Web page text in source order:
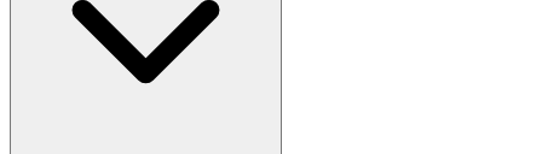
Uma sirene de um minuto soa às 20h da noite anterior, e
uma sirene de dois minutos soa às 11h do dia seguinte,
durante a qual todo o país fica em silêncio.